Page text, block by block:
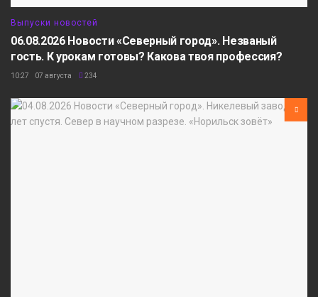
Выпуски новостей
06.08.2026 Новости «Северный город». Незваный
гость. К урокам готовы? Какова твоя профессия?
10:27 07 августа 234